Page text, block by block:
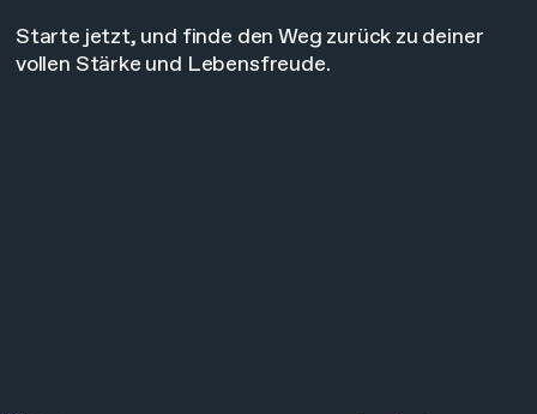
Starte jetzt, und finde den Weg zurück zu deiner
vollen Stärke und Lebensfreude.